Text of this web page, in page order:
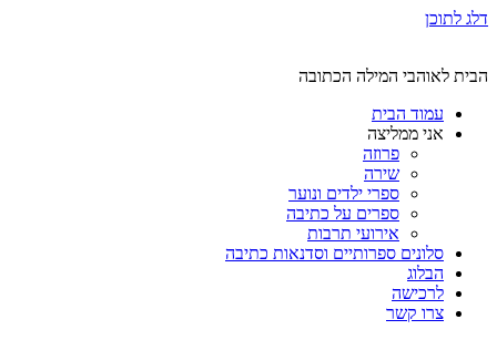
דלג לתוכן
הבית לאוהבי המילה הכתובה
עמוד הבית
אני ממליצה
פרוזה
שירה
ספרי ילדים ונוער
ספרים על כתיבה
אירועי תרבות
סלונים ספרותיים וסדנאות כתיבה
הבלוג
לרכישה
צרו קשר